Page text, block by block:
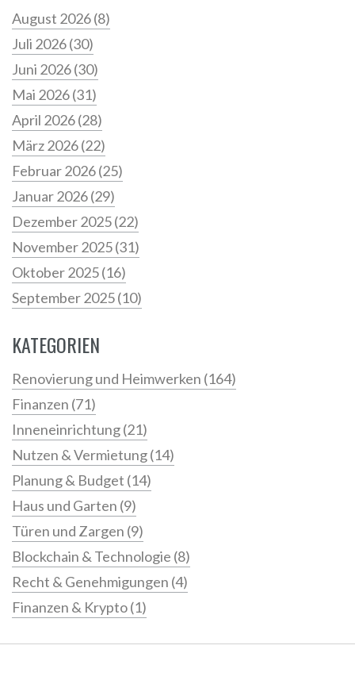
August 2026(8)
Juli 2026(30)
Juni 2026(30)
Mai 2026(31)
April 2026(28)
März 2026(22)
Februar 2026(25)
Januar 2026(29)
Dezember 2025(22)
November 2025(31)
Oktober 2025(16)
September 2025(10)
KATEGORIEN
Renovierung und Heimwerken (164)
Finanzen (71)
Inneneinrichtung(21)
Nutzen & Vermietung(14)
Planung & Budget (14)
Haus und Garten (9)
Türen und Zargen (9)
Blockchain & Technologie (8)
Recht & Genehmigungen (4)
Finanzen & Krypto(1)